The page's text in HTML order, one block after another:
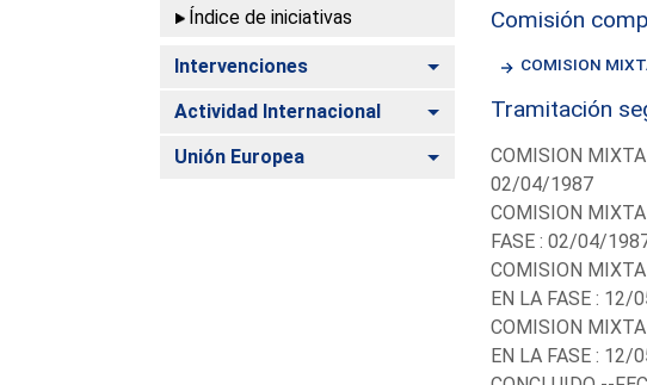
Índice de iniciativas
Intervenciones Alternar
Actividad Internacional Alternar
Unión Europea Alternar
Comisión
COMISION
Tramitación
COMISION MIXTA
02/04/1987
COMISION
FASE : 02/04/
COMISION
EN LA FASE : 12/
COMISION MIXTA
EN LA FASE : 12/